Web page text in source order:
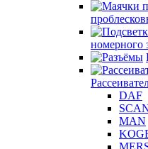
номерного
DAF
MAN